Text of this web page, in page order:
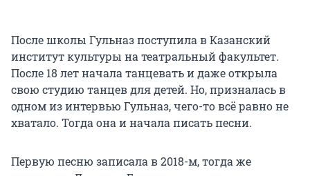
После школы Гульназ поступила в Казанский
институт культуры на театральный факультет.
После 18 лет начала танцевать и даже открыла
свою студию танцев для детей. Но, призналась в
одном из интервью Гульназ, чего-то всё равно не
хватало. Тогда она и начала писать песни.
Первую песню записала в 2018-м, тогда же